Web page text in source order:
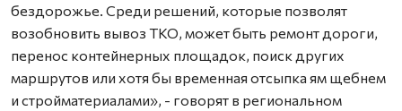
бездорожье. Среди решений, которые позволят
возобновить вывоз ТКО, может быть ремонт дороги,
перенос контейнерных площадок, поиск других
маршрутов или хотя бы временная отсыпка ям щебнем
и стройматериалами», - говорят в региональном